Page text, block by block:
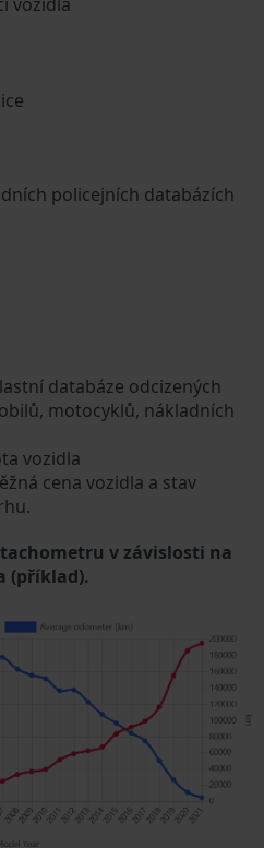
policejních databázích
databáze odcizených
motocyklů, nákladních
vozidla
cena vozidla a stav
v závislosti na
(příklad).